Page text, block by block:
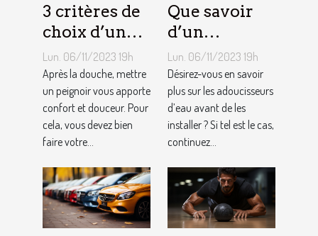
3 critères de
choix d’un
peignoir de
bain pour
homme ?
Lun. 06/11/2023 19h
Après la douche, mettre
un peignoir vous apporte
confort et douceur. Pour
cela, vous devez bien
faire votre...
Que savoir
d’un
adoucisseur
d’eau ?
Lun. 06/11/2023 19h
Désirez-vous en savoir
plus sur les adoucisseurs
d’eau avant de les
installer ? Si tel est le cas,
continuez...